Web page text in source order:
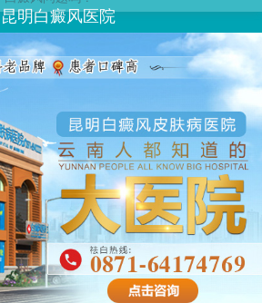
昆明白癜风医院